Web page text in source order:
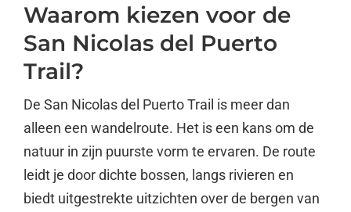
Waarom kiezen voor de
San Nicolas del Puerto
Trail?
De San Nicolas del Puerto Trail is meer dan
alleen een wandelroute. Het is een kans om de
natuur in zijn puurste vorm te ervaren. De route
leidt je door dichte bossen, langs rivieren en
biedt uitgestrekte uitzichten over de bergen van